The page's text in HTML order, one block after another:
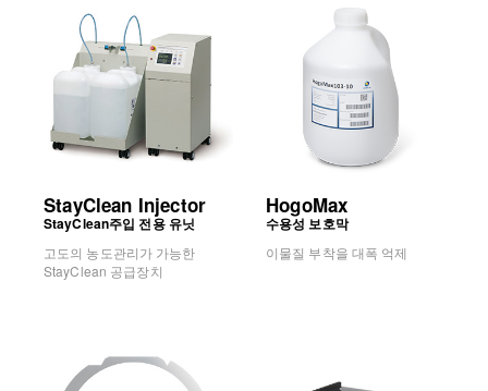
StayClean Injector
StayClean주입 전용 유닛
고도의 농도관리가 가능한
StayClean 공급장치
HogoMax
수용성 보호막
이물질 부착을 대폭 억제